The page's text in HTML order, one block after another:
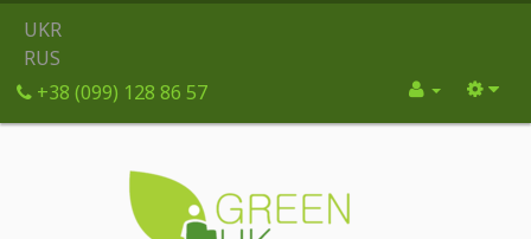
UKR
RUS
+38 (099) 128 86 57